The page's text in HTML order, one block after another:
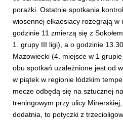
porażki. Ostatnie spotkania
wiosennej ełkaesiacy rozegrają
godzinie 11 zmierzą się z
1. grupy III ligi), a o godzinie
Mazowiecki (4. miejsce w 1
obu spotkań uzależnione jest od
w piątek w regionie łódzkim
mecze odbędą się na sztucznej
treningowym przy ulicy
dodatnia, to potyczki z